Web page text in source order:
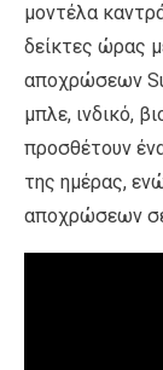
μοντέλα
δείκτες ώρας
αποχρώσεων
μπλε, ινδικό,
προσθέτουν
της ημέρας,
αποχρώσεων